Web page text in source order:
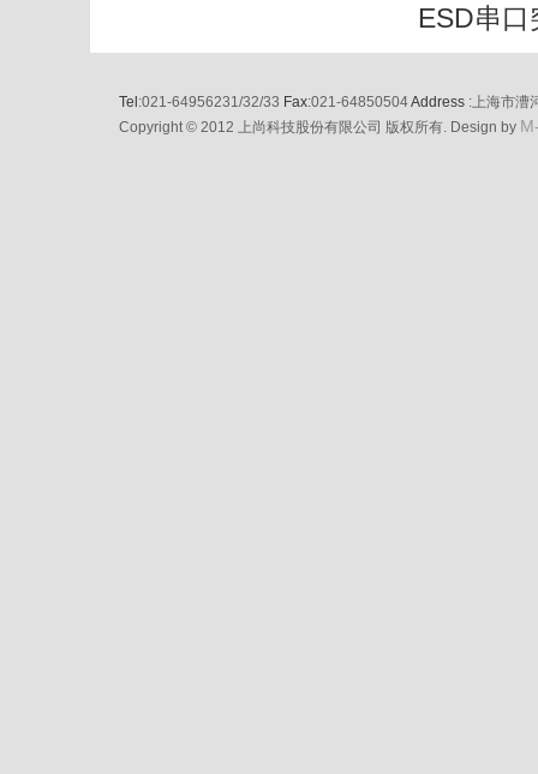
ESD串
Tel:021-64956231/32/33 Fax:021-64850504Address :上海市漕
Copyright © 2012 上尚科技股份有限公司 版权所有. Design by